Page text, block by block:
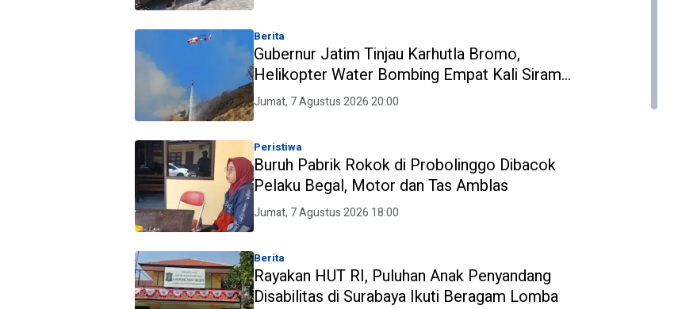
Berita
Gubernur Jatim Tinjau Karhutla Bromo,
Helikopter Water Bombing Empat Kali Siram
Titik Api
Jumat, 7 Agustus 2026 20:00
Peristiwa
Buruh Pabrik Rokok di Probolinggo Dibacok
Pelaku Begal, Motor dan Tas Amblas
Jumat, 7 Agustus 2026 18:00
Berita
Rayakan HUT RI, Puluhan Anak Penyandang
Disabilitas di Surabaya Ikuti Beragam Lomba